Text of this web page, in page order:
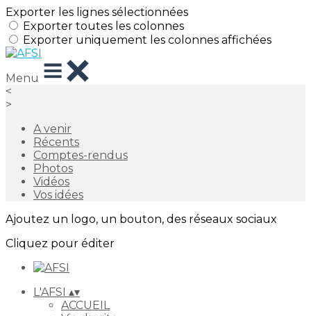
Exporter les lignes sélectionnées
Exporter toutes les colonnes
Exporter uniquement les colonnes affichées
Menu
<
>
A venir
Récents
Comptes-rendus
Photos
Vidéos
Vos idées
Ajoutez un logo, un bouton, des réseaux sociaux
Cliquez pour éditer
L'AFSI ▴▾
ACCUEIL